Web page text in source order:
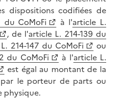
dispositions codifiées de
du CoMoFi à l'article L.
, de l'article L. 214-139 du
214-147 du CoMoFi
ou
du CoMoFi à l'article L.
est égal au montant de la
le porteur de parts ou
physique.